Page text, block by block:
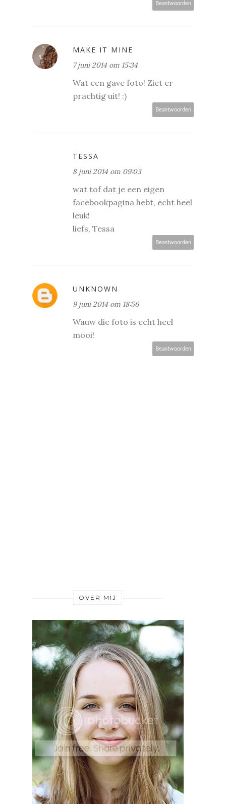
Beantwoorden
MAKE IT MINE
7 juni 2014 om 15:34
Wat een gave foto! Ziet er
prachtig uit! :)
Beantwoorden
TESSA
8 juni 2014 om 09:03
wat tof dat je een eigen
facebookpagina hebt, echt heel
leuk!
liefs, Tessa
Beantwoorden
UNKNOWN
9 juni 2014 om 18:56
Wauw die foto is echt heel
mooi!
Beantwoorden
OVER MIJ